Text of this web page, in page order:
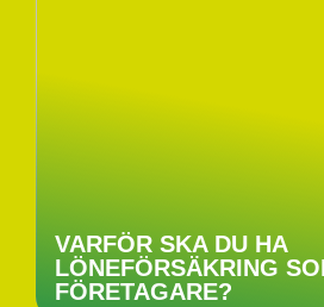
VARFÖR SKA DU HA
LÖNEFÖRSÄKRING
FÖRETAGARE?